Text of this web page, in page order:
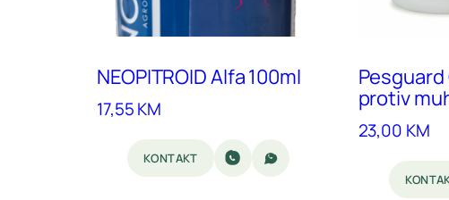
NEOPITROID Alfa 100ml
17,55KM
KONTAKT
Pesguard
protiv
23,00 KM